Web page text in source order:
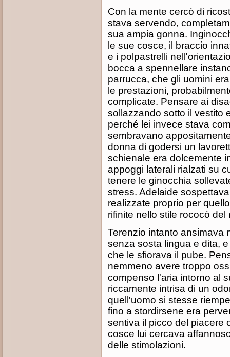
Con la mente cercò di
stava servendo,
sua ampia gonna.
le sue cosce, il braccio
e i polpastrelli
bocca a spennellare
parrucca, che gli uomini
le prestazioni,
complicate. Pensare ai
sollazzando sotto il vestito
perché lei invece stava
sembravano
donna di godersi un
schienale era dolcemente
appoggi laterali rialzati su
tenere le ginocchia
stress. Adelaide
realizzate proprio per
rifinite nello stile rococò
Terenzio intanto ansimava
senza sosta lingua e dita,
che le sfiorava il pube.
nemmeno avere troppo
compenso l'aria intorno al
riccamente intrisa di un
quell'uomo si stesse
fino a stordirsene era
sentiva il picco del piacere
cosce lui cercava
delle stimolazioni.